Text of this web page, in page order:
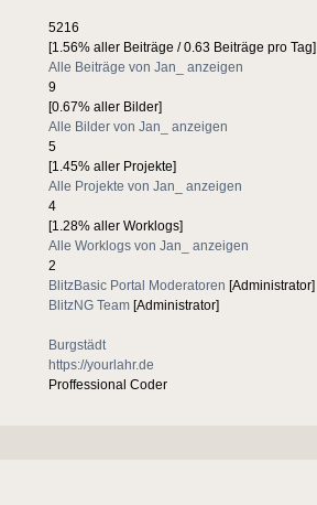
5216
[1.56% aller Beiträge / 0.63 Beiträge pro Tag]
Alle Beiträge von Jan_ anzeigen
9
[0.67% aller Bilder]
Alle Bilder von Jan_ anzeigen
5
[1.45% aller Projekte]
Alle Projekte von Jan_ anzeigen
4
[1.28% aller Worklogs]
Alle Worklogs von Jan_ anzeigen
2
BlitzBasic Portal Moderatoren [Administrator]
BlitzNG Team [Administrator]
Burgstädt
https://yourlahr.de
Proffessional Coder